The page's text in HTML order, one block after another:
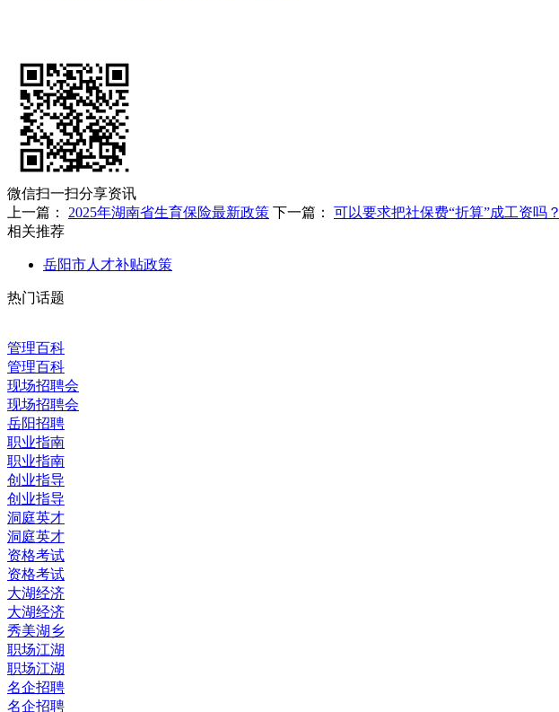
微信扫一扫分享资讯
上一篇： 2025年湖南省生育保险最新政策 下一篇： 可以要求把社保费“折算”成工资吗？
相关推荐
岳阳市人才补贴政策
热门话题
管理百科
管理百科
现场招聘会
现场招聘会
岳阳招聘
职业指南
职业指南
创业指导
创业指导
洞庭英才
洞庭英才
资格考试
资格考试
大湖经济
大湖经济
秀美湖乡
职场江湖
职场江湖
名企招聘
名企招聘